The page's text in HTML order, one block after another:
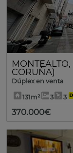
MONTEALTO,
CORUÑA)
Dúplex en venta
131m² 3 3
370.000€